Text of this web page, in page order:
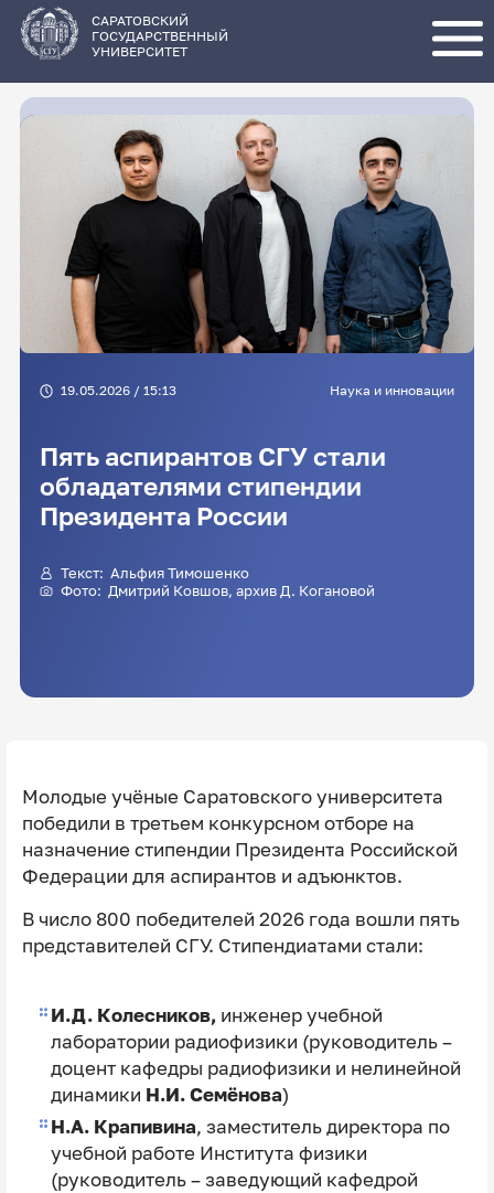
основному
содержанию
САРАТОВСКИЙ
ГОСУДАРСТВЕННЫЙ
УНИВЕРСИТЕТ
19.05.2026 / 15:13 Наука и инновации
Пять аспирантов СГУ стали
обладателями стипендии
Президента России
Текст: Альфия Тимошенко
Фото: Дмитрий Ковшов, архив Д. Когановой
Молодые учёные Саратовского университета
победили в третьем конкурсном отборе на
назначение стипендии Президента Российской
Федерации для аспирантов и адъюнктов.
В число 800 победителей 2026 года вошли пять
представителей СГУ. Стипендиатами стали:
И.Д. Колесников, инженер учебной
лаборатории радиофизики (руководитель –
доцент кафедры радиофизики и нелинейной
динамики Н.И. Семёнова)
Н.А. Крапивина, заместитель директора по
учебной работе Института физики
(руководитель – заведующий кафедрой